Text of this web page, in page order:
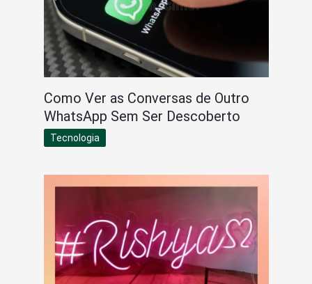
Como Ver as Conversas de Outro
WhatsApp Sem Ser Descoberto
Tecnologia